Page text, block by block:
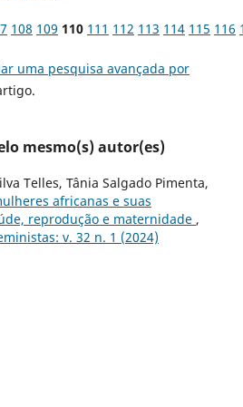
108 109 110 111 112 113 114 115 116
uma pesquisa avançada por
mesmo(s) autor(es)
Telles, Tânia Salgado Pimenta,
africanas e suas
reprodução e maternidade ,
v. 32 n. 1 (2024)